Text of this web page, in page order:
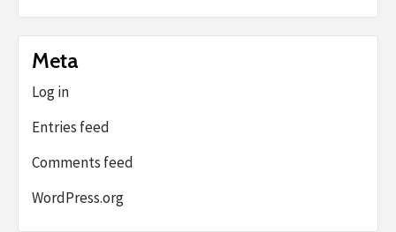
Meta
Log in
Entries feed
Comments feed
WordPress.org